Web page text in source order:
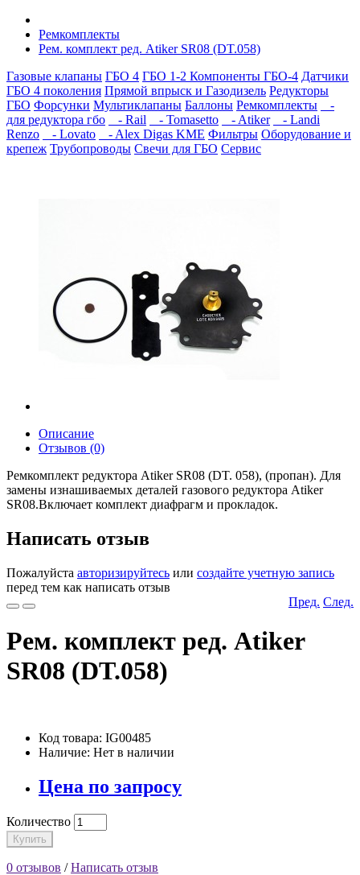
Ремкомплекты
Рем. комплект ред. Atiker SR08 (DT.058)
Газовые клапаны ГБО 4 ГБО 1-2 Компоненты ГБО-4 Датчики
ГБО 4 поколения Прямой впрыск и Газодизель Редукторы
ГБО Форсунки Мультиклапаны Баллоны Ремкомплекты
-
для редуктора гбо
- Rail - Tomasetto - Atiker
- Landi
Renzo
- Lovato - Alex Digas KME Фильтры Оборудование и
крепеж Трубопроводы Свечи для ГБО Сервис
Описание
Отзывов (0)
Ремкомплект редуктора Atiker SR08 (DT. 058), (пропан). Для
замены изнашиваемых деталей газового редуктора Atiker
SR08.Включает комплект диафрагм и прокладок.
Написать отзыв
Пожалуйста авторизируйтесь или создайте учетную запись
перед тем как написать отзыв
Пред. След.
Рем. комплект ред. Atiker
SR08 (DT.058)
Код товара: IG00485
Наличие: Нет в наличии
Цена по запросу
Количество
Купить
0 отзывов /Написать отзыв